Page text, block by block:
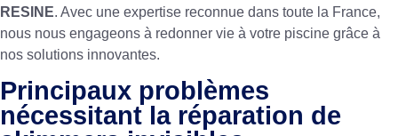
RESINE. Avec une expertise reconnue dans toute la France,
nous nous engageons à redonner vie à votre piscine grâce à
nos solutions innovantes.
Principaux problèmes
nécessitant la réparation de